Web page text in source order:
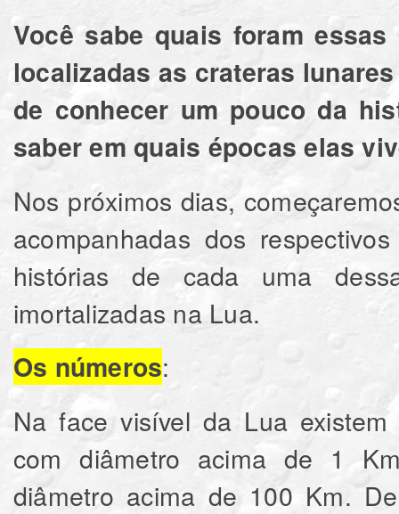
Você sabe quais foram
localizadas as crateras
de conhecer um pouco da
saber em quais épocas elas
Nos próximos dias,
acompanhadas dos
histórias de cada uma
imortalizadas na Lua.
Os números:
Na face visível da Lua
com diâmetro acima de 1
diâmetro acima de 100 Km.